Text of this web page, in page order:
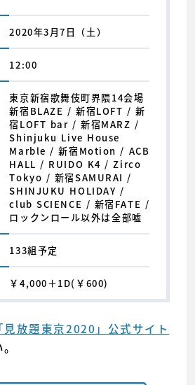
2020年3月7日（土）
12:00
東京新宿歌舞伎町界隈14会場
新宿BLAZE / 新宿LOFT / 新
宿LOFT bar / 新宿MARZ /
Shinjuku Live House
Marble / 新宿Motion / ACB
HALL / RUIDO K4 / Zirco
Tokyo / 新宿SAMURAI /
SHINJUKU HOLIDAY /
club SCIENCE / 新宿FATE /
ロックンロール以外は全部嘘
133組予定
￥4,000＋1D(￥600)
「見放題東京2020」公式サイト